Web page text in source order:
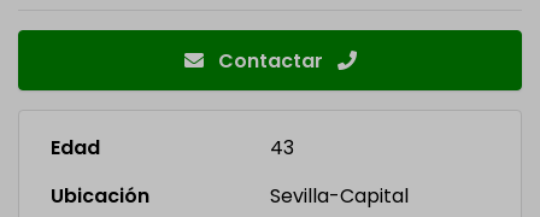
Contactar
Edad
43
Ubicación
Sevilla-Capital